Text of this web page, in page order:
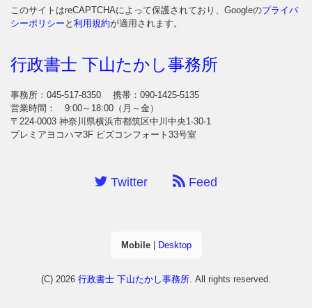
このサイトはreCAPTCHAによって保護されており、Googleのプライバ
シーポリシー と 利用規約が適用されます。
行政書士 下山たかし事務所
事務所：045-517-8350
携帯：090-1425-5135
営業時間： 9:00～18:00（月～金）
〒224-0003 神奈川県横浜市都筑区中川中央1-30-1
プレミアヨコハマ3F ビズコンフォート33号室
Twitter Feed
Mobile| Desktop
(C) 2026 行政書士 下山たかし事務所 . All rights reserved.